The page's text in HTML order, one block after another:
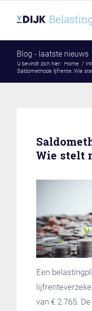
Blog - laatste nieuws
U bevindt zich hier: Home /
Saldomethode lijfrente: Wie
Wie stelt
Een
van € 2.765. De